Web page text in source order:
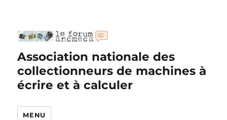
Association nationale des
collectionneurs de machines à
écrire et à calculer
MENU